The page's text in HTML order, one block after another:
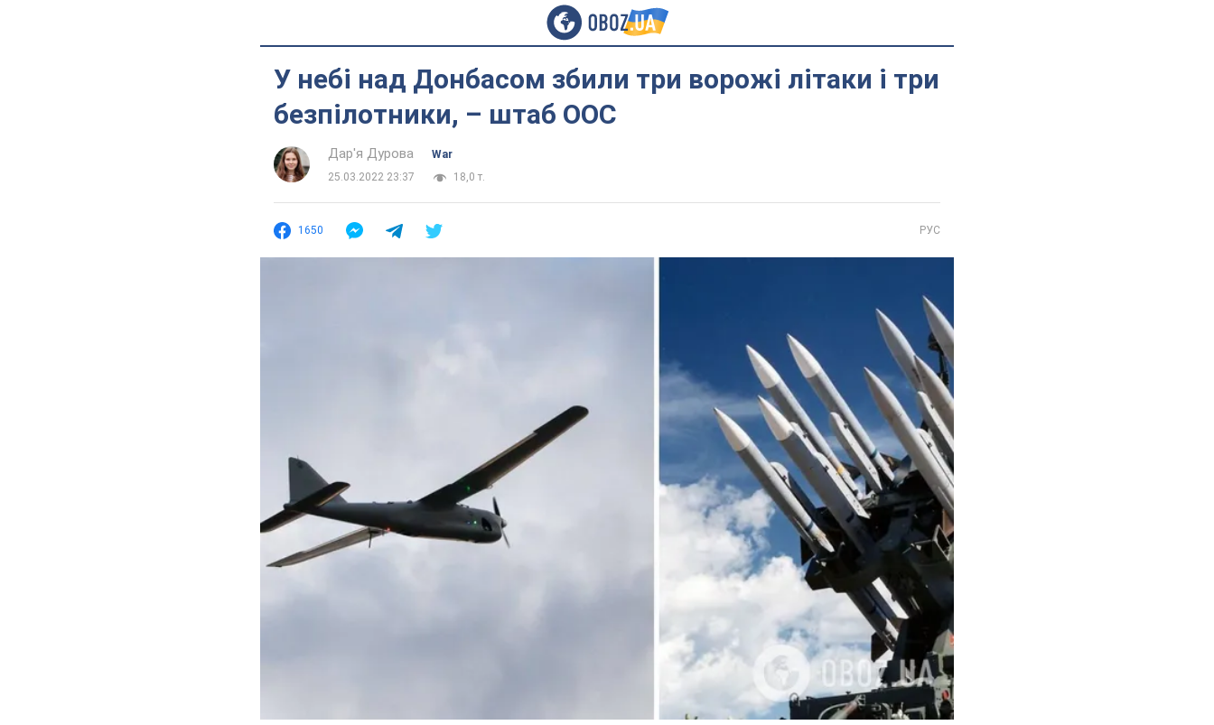
У небі над Донбасом збили три ворожі літаки і три
безпілотники, – штаб ООС
Дар'я Дурова
War
25.03.2022 23:37
18,0 т.
1650 РУС